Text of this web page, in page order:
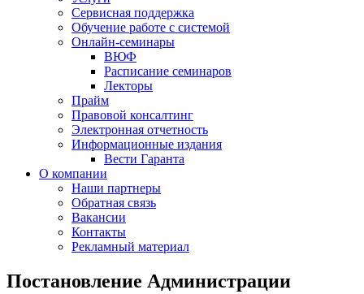
Сервисная поддержка
Обучение работе с системой
Онлайн-семинары
ВЮФ
Расписание семинаров
Лекторы
Прайм
Правовой консалтинг
Электронная отчетность
Информационные издания
Вести Гаранта
О компании
Наши партнеры
Обратная связь
Вакансии
Контакты
Рекламный материал
Постановление Администрации